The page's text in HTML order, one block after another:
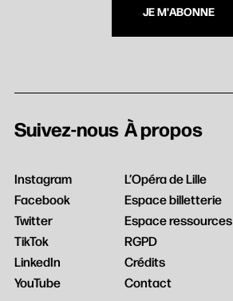
JE M'ABONNE
Suivez-nous
Instagram
Facebook
Twitter
TikTok
LinkedIn
YouTube
À propos
L’Opéra de Lille
Espace billetterie
Espace ressources
RGPD
Crédits
Contact